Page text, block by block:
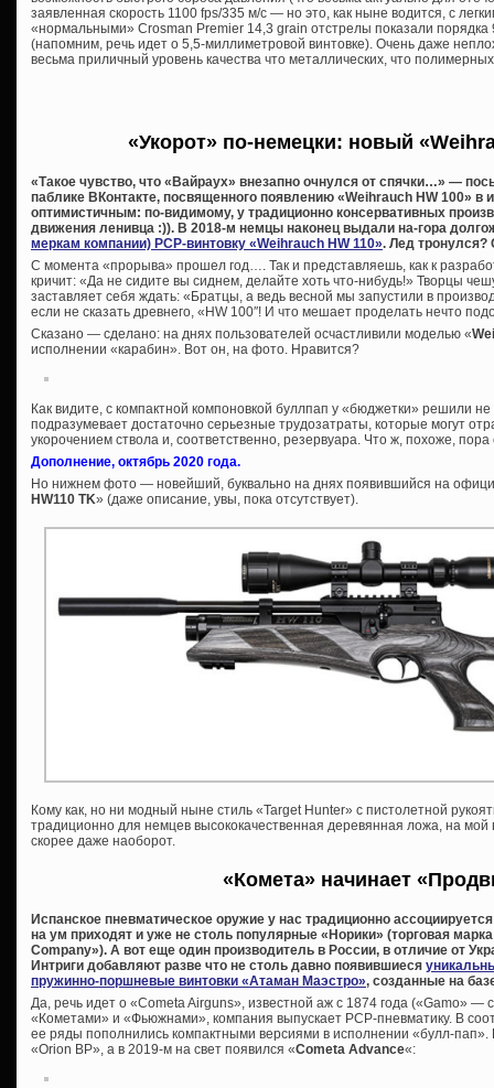
заявленная скорость 1100 fps/335 м/с — но это, как ныне водится, с
«нормальными» Crosman Premier 14,3 grain отстрелы показали порядка
(напомним, речь идет о 5,5-миллиметровой винтовке). Очень даже
весьма приличный уровень качества что металлических, что
«Укорот» по-немецки: новый
«Такое чувство, что «Вайраух» внезапно очнулся от спячки…» —
паблике ВКонтакте, посвященного появлению «Weihrauch HW 100» в
оптимистичным: по-видимому, у традиционно консервативных
движения ленивца :)). В 2018-м немцы наконец выдали на-гора
меркам компании) PCP-винтовку «Weihrauch HW 110». Лед тронулся?
С момента «прорыва» прошел год…. Так и представляешь, как к
кричит: «Да не сидите вы сиднем, делайте хоть что-нибудь!» Творцы
заставляет себя ждать: «Братцы, а ведь весной мы запустили в
если не сказать древнего, «HW 100″! И что мешает проделать нечто
Сказано — сделано: на днях пользователей осчастливили моделью «
исполнении «карабин». Вот он, на фото. Нравится?
Как видите, с компактной компоновкой буллпап у «бюджетки» решили
подразумевает достаточно серьезные трудозатраты, которые могут
укорочением ствола и, соответственно, резервуара. Что ж, похоже,
Дополнение, октябрь 2020 года.
Но нижнем фото — новейший, буквально на днях появившийся на
HW110 TK» (даже описание, увы, пока отсутствует).
Кому как, но ни модный ныне стиль «Target Hunter» с пистолетной
традиционно для немцев высококачественная деревянная ложа, на мой
скорее даже наоборот.
«Комета» начинает
Испанское пневматическое оружие у нас традиционно
на ум приходят и уже не столь популярные «Норики» (торговая
Company»). А вот еще один производитель в России, в отличие от
Интриги добавляют разве что не столь давно появившиеся
пружинно-поршневые винтовки «Атаман Маэстро», созданные на
Да, речь идет о «Cometa Airguns», известной аж с 1874 года («Gamo» —
«Кометами» и «Фьюжнами», компания выпускает PCP-пневматику. В
ее ряды пополнились компактными версиями в исполнении «булл-
«Orion BP», а в 2019-м на свет появился «Cometa Advance«: